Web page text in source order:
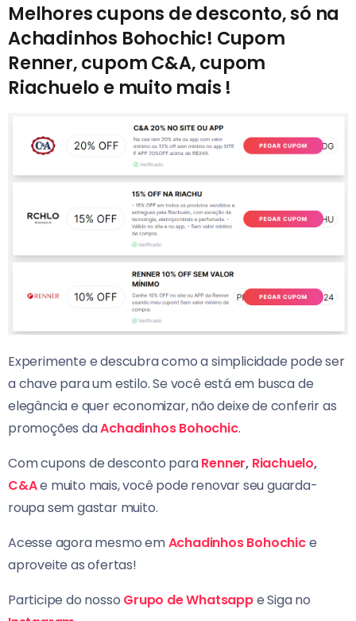
Melhores cupons de desconto, só na
Achadinhos Bohochic! Cupom
Renner, cupom C&A, cupom
Riachuelo e muito mais !
Experimente e descubra como a simplicidade pode ser
a chave para um estilo. Se você está em busca de
elegância e quer economizar, não deixe de conferir as
promoções daAchadinhos Bohochic.
Com cupons de desconto paraRenner, Riachuelo,
C&Ae muito mais, você pode renovar seu guarda-
roupa sem gastar muito.
Acesse agora mesmo emAchadinhos Bohochice
aproveite as ofertas!
Participe do nosso Grupo de Whatsappe Siga no